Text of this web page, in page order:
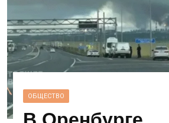
ОБЩЕСТВО